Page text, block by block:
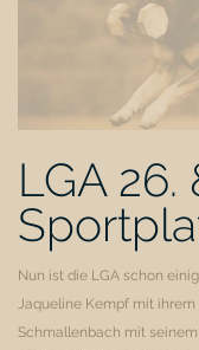
LGA 26.
Nun ist die LGA schon
Jaqueline Kempf mit ihrem
Schmallenbach mit seinem